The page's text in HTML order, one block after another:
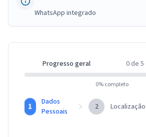
WhatsApp integrado
Progresso geral 0de 5
0% completo
1
Dados
Pessoais
2 Localização